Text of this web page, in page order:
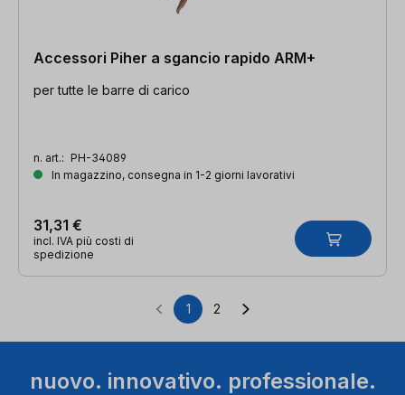
Accessori Piher a sgancio rapido ARM+
per tutte le barre di carico
n. art.: PH-34089
In magazzino, consegna in 1-2 giorni lavorativi
31,31 €
incl. IVA più costi di
spedizione
Pagina
1 Pagina
2
nuovo. innovativo. professionale.